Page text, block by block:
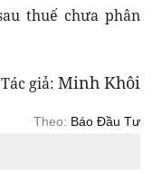
thuế chưa phân
Tác giả: Minh Khôi
Theo: Báo Đầu Tư